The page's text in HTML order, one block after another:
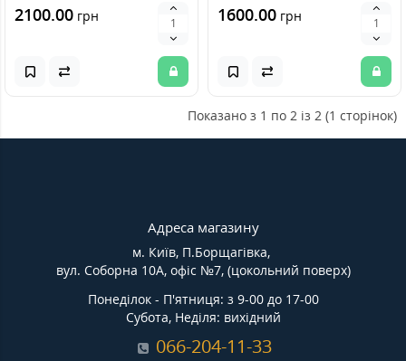
2100.00 грн 1600.00 грн
Показано з 1 по 2 із 2 (1 сторінок)
Адреса магазину
м. Київ, П.Борщагівка,
вул. Соборна 10А, офіс №7, (цокольний поверх)
Понеділок - П'ятниця: з 9-00 до 17-00
Субота, Неділя: вихідний
066-204-11-33